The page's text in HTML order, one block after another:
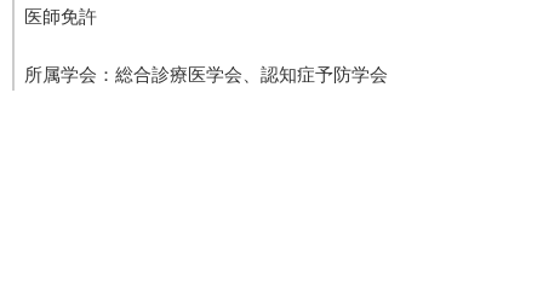
医師免許
所属学会：総合診療医学会、認知症予防学会